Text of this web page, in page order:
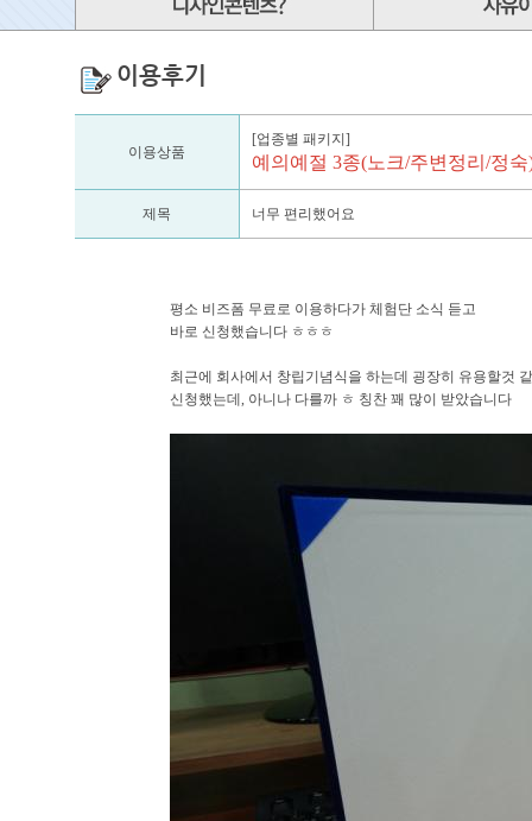
이용후기
이용상품
[업종별 패키지]
예의예절 3종(노크/주변정리/정
제목 너무 편리했어요
평소 비즈폼 무료로 이용하다가 체험단 소식 듣고
바로 신청했습니다 ㅎㅎㅎ
최근에 회사에서 창립기념식을 하는데 굉장히 유용할것
신청했는데, 아니나 다를까 ㅎ 칭찬 꽤 많이 받았습니다